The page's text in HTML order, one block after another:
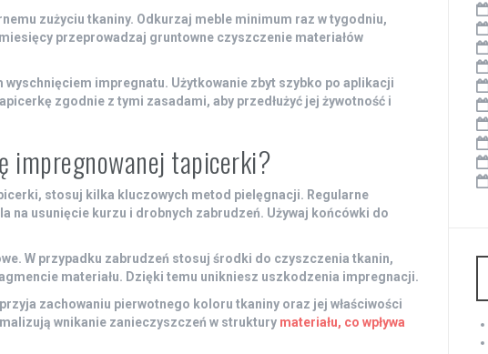
zużyciu tkaniny. Odkurzaj mebleminimum raz w tygodniu,
przeprowadzaj gruntowne czyszczenie materiałów
wyschnięciem impregnatu. Użytkowanie zbyt szybko po aplikacji
zgodnie z tymi zasadami, aby przedłużyć jej żywotność i
impregnowanej tapicerki?
stosuj kilka kluczowych metod pielęgnacji. Regularne
na usunięcie kurzu i drobnych zabrudzeń. Używaj końcówki do
W przypadku zabrudzeń stosuj środki do czyszczenia tkanin,
materiału. Dzięki temu unikniesz uszkodzenia impregnacji.
zachowaniu pierwotnego koloru tkaniny oraz jej właściwości
wnikanie zanieczyszczeń w struktury materiału, co wpływa